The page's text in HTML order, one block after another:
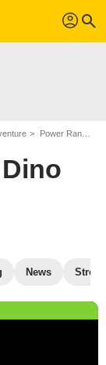
profil search
Power Rangers Dino Fury
News